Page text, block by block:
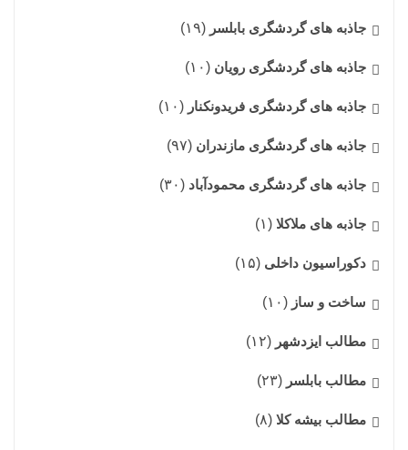
جاذبه های گردشگری بابلسر (۱۹)
جاذبه های گردشگری رویان (۱۰)
جاذبه های گردشگری فریدونکنار (۱۰)
جاذبه های گردشگری مازندران (۹۷)
جاذبه های گردشگری محمودآباد (۳۰)
جاذبه های ملاکلا (۱)
دکوراسیون داخلی (۱۵)
ساخت و ساز (۱۰)
مطالب ایزدشهر (۱۲)
مطالب بابلسر (۲۳)
مطالب بیشه کلا (۸)